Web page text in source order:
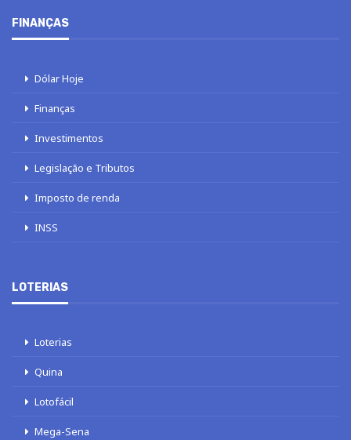
FINANÇAS
Dólar Hoje
Finanças
Investimentos
Legislação e Tributos
Imposto de renda
INSS
LOTERIAS
Loterias
Quina
Lotofácil
Mega-Sena